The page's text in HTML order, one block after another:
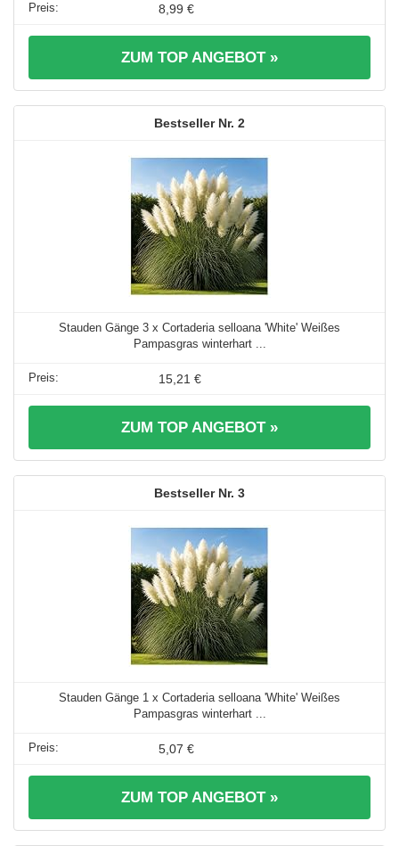
8,99 €
ZUM TOP ANGEBOT »
2
Stauden Gänge 3 x Cortaderia selloana 'White' Weißes
Pampasgras winterhart ...
15,21 €
ZUM TOP ANGEBOT »
3
Stauden Gänge 1 x Cortaderia selloana 'White' Weißes
Pampasgras winterhart ...
5,07 €
ZUM TOP ANGEBOT »